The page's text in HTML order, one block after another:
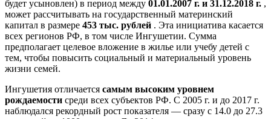
будет усыновлен) в период между 01.01.2007 г. и 31.12.2018 г. ,
может рассчитывать на государственный материнский
капитал в размере 453 тыс. рублей . Эта инициатива касается
всех регионов РФ, в том числе Ингушетии. Сумма
предполагает целевое вложение в жилье или учебу детей с
тем, чтобы повысить социальный и материальный уровень
жизни семей.
Ингушетия отличается самым высоким уровнем
рождаемости среди всех субъектов РФ. C 2005 г. и до 2017 г.
наблюдался рекордный рост показателя — сразу с 14.0 до 27.3